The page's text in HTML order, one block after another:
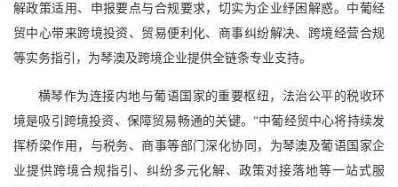
解政策适用、申报要点与合规要求，切实为企业纾困解惑。中葡经
贸中心带来跨境投资、贸易便利化、商事纠纷解决、跨境经营合规
等实务指引，为琴澳及跨境企业提供全链条专业支持。
横琴作为连接内地与葡语国家的重要枢纽，法治公平的税收环
境是吸引跨境投资、保障贸易畅通的关键。“中葡经贸中心将持续发
挥桥梁作用，与税务、商事等部门深化协同，为琴澳及葡语国家企
业提供跨境合规指引、纠纷多元化解、政策对接落地等一站式服